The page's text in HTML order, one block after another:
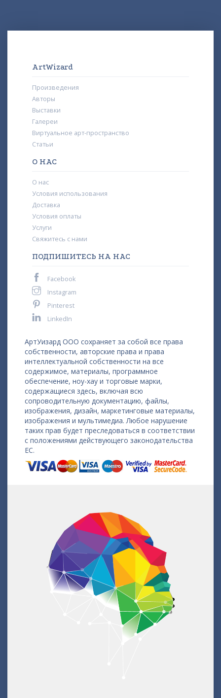
ArtWizard
Произведения
Авторы
Выставки
Галереи
Виртуальное арт-пространство
Статьи
О НАС
О нас
Условия использования
Доставка
Условия оплаты
Услуги
Свяжитесь с нами
ПОДПИШИТЕСЬ НА НАС
Facebook
Instagram
Pinterest
LinkedIn
АртУизард ООО сохраняет за собой все права
собственности, авторские права и права
интеллектуальной собственности на все
содержимое, материалы, программное
обеспечение, ноу-хау и торговые марки,
содержащиеся здесь, включая всю
сопроводительную документацию, файлы,
изображения, дизайн, маркетинговые материалы,
изображения и мультимедиа. Любое нарушение
таких прав будет преследоваться в соответствии
с положениями действующего законодательства
ЕС.